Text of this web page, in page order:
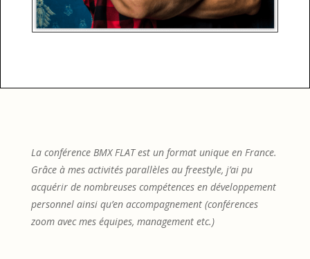
La conférence BMX FLAT est un format unique en France.
Grâce à mes activités parallèles au freestyle, j’ai pu
acquérir de nombreuses compétences en développement
personnel ainsi qu’en accompagnement (conférences
zoom avec mes équipes, management etc.)